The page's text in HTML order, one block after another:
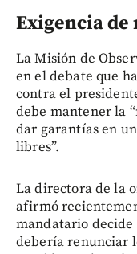
Exigencia
La Misión de
en el debate que
contra el
debe mantener la
dar garantías en
libres”.
La directora de la
afirmó
mandatario decide
debería renunciar